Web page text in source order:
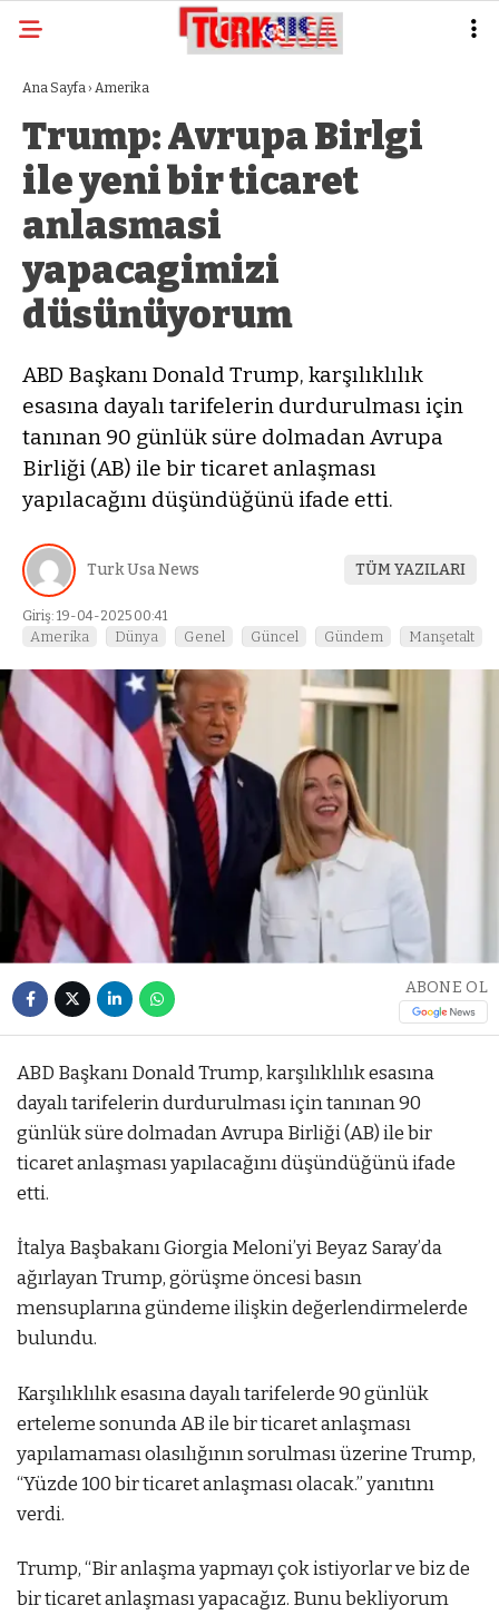
Ana Sayfa › Amerika
Trump: Avrupa Birlgi
ile yeni bir ticaret
anlasmasi
yapacagimizi
düsünüyorum
ABD Başkanı Donald Trump, karşılıklılık
esasına dayalı tarifelerin durdurulması için
tanınan 90 günlük süre dolmadan Avrupa
Birliği (AB) ile bir ticaret anlaşması
yapılacağını düşündüğünü ifade etti.
Turk Usa News TÜM YAZILARI
Giriş: 19-04-2025 00:41
Amerika Dünya Genel Güncel Gündem Manşetalt
ABONE OL
ABD Başkanı Donald Trump, karşılıklılık esasına
dayalı tarifelerin durdurulması için tanınan 90
günlük süre dolmadan Avrupa Birliği (AB) ile bir
ticaret anlaşması yapılacağını düşündüğünü ifade
etti.
İtalya Başbakanı Giorgia Meloni’yi Beyaz Saray’da
ağırlayan Trump, görüşme öncesi basın
mensuplarına gündeme ilişkin değerlendirmelerde
bulundu.
Karşılıklılık esasına dayalı tarifelerde 90 günlük
erteleme sonunda AB ile bir ticaret anlaşması
yapılamaması olasılığının sorulması üzerine Trump,
“Yüzde 100 bir ticaret anlaşması olacak.” yanıtını
verdi.
Trump, “Bir anlaşma yapmayı çok istiyorlar ve biz de
bir ticaret anlaşması yapacağız. Bunu bekliyorum